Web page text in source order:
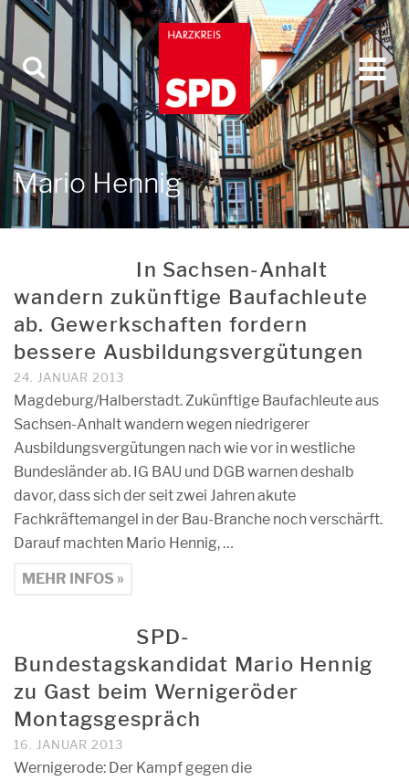
Mario Hennig
In Sachsen-Anhalt
wandern zukünftige Baufachleute
ab. Gewerkschaften fordern
bessere Ausbildungsvergütungen
24. JANUAR 2013
Magdeburg/Halberstadt. Zukünftige Baufachleute aus
Sachsen-Anhalt wandern wegen niedrigerer
Ausbildungsvergütungen nach wie vor in westliche
Bundesländer ab. IG BAU und DGB warnen deshalb
davor, dass sich der seit zwei Jahren akute
Fachkräftemangel in der Bau-Branche noch verschärft.
Darauf machten Mario Hennig, …
MEHR INFOS »
SPD-
Bundestagskandidat Mario Hennig
zu Gast beim Wernigeröder
Montagsgespräch
16. JANUAR 2013
Wernigerode: Der Kampf gegen die